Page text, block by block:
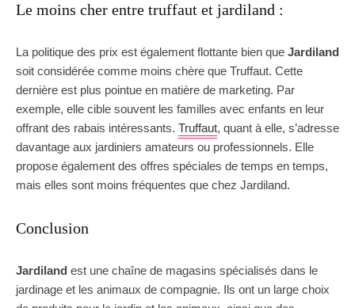
Le moins cher entre truffaut et jardiland :
La politique des prix est également flottante bien que Jardiland
soit considérée comme moins chère que Truffaut. Cette
dernière est plus pointue en matière de marketing. Par
exemple, elle cible souvent les familles avec enfants en leur
offrant des rabais intéressants. Truffaut, quant à elle, s’adresse
davantage aux jardiniers amateurs ou professionnels. Elle
propose également des offres spéciales de temps en temps,
mais elles sont moins fréquentes que chez Jardiland.
Conclusion
Jardiland est une chaîne de magasins spécialisés dans le
jardinage et les animaux de compagnie. Ils ont un large choix